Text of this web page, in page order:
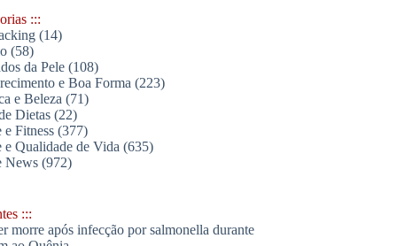
:::
(14)
(58)
da Pele(108)
e Boa Forma (223)
e Beleza (71)
Dietas(22)
e Fitness(377)
e Qualidade de Vida (635)
News(972)
:::
morre após infecção por salmonella durante